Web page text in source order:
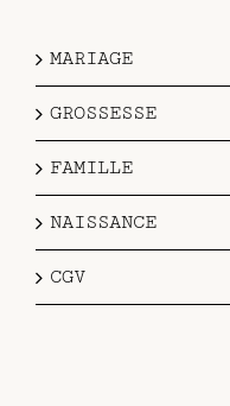
MARIAGE
GROSSESSE
FAMILLE
NAISSANCE
CGV